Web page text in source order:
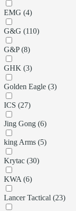
EMG (4)
G&G (110)
G&P (8)
GHK (3)
Golden Eagle (3)
ICS (27)
Jing Gong (6)
king Arms (5)
Krytac (30)
KWA (6)
Lancer Tactical (23)